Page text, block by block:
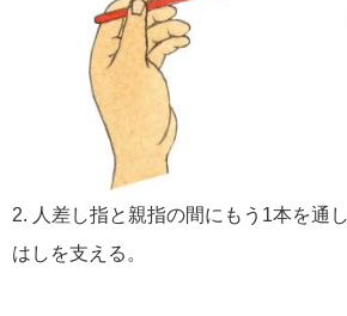
2. 人差し指と親指の間にもう1本を通
はしを支える。